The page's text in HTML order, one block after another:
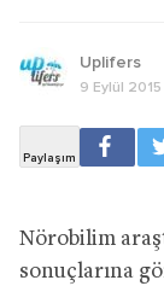
Uplifers
9 Eylül 2015
Nörobilim
sonuçlarına